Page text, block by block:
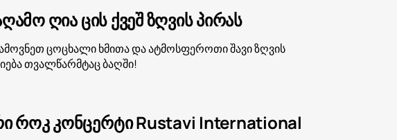
ღია ცის ქვეშ ზღვის პირას
ცოცხალი ხმითა და ატმოსფეროთი შავი ზღვის
თვალწარმტაც ბაღში!
როკ კონცერტი Rustavi International